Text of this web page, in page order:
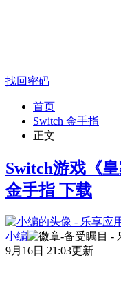
找回密码
首页
Switch 金手指
正文
Switch游戏《
金手指 下载
小编
9月16日 21:03更新